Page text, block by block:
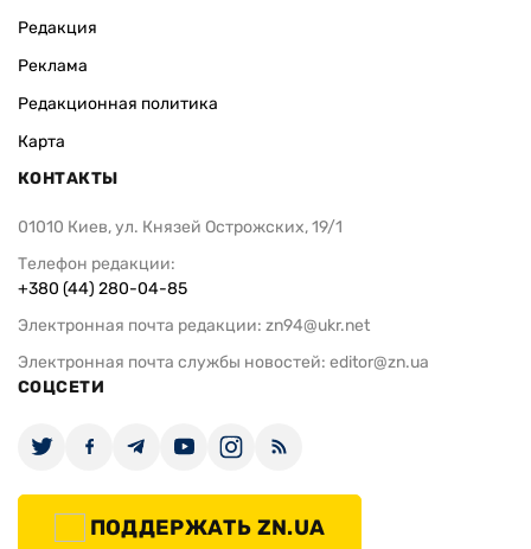
Редакция
Реклама
Редакционная политика
Карта
КОНТАКТЫ
01010 Киев, ул. Князей Острожских, 19/1
Телефон редакции:
+380 (44) 280-04-85
Электронная почта редакции: zn94@ukr.net
Электронная почта службы новостей: editor@zn.ua
СОЦСЕТИ
ПОДДЕРЖАТЬ ZN.UA